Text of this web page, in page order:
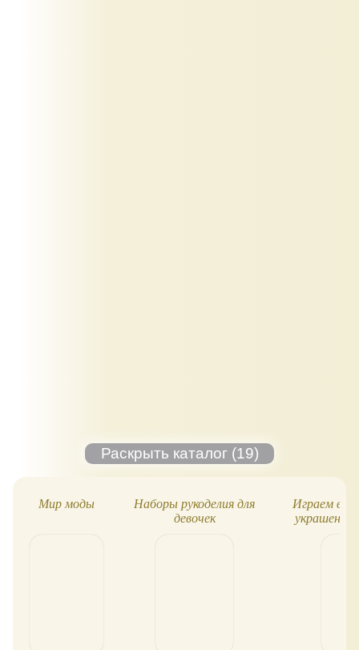
Мир моды
Наборы рукоделия для
девочек
Играем
украшения